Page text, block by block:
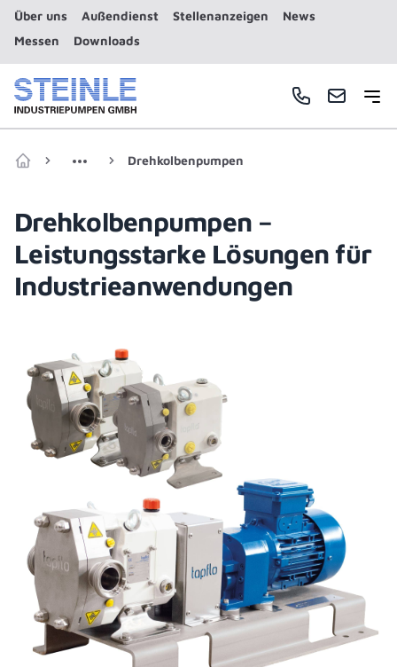
Über uns Außendienst Stellenanzeigen
News
Messen
Downloads
Telefonnummer
E-Mail
Zur Startseite Drehkolbenpumpen
Drehkolbenpumpen –
Leistungsstarke Lösungen für
Industrieanwendungen